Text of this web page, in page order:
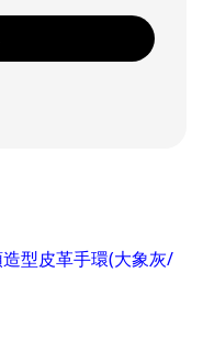
造型皮革手環(大象灰/